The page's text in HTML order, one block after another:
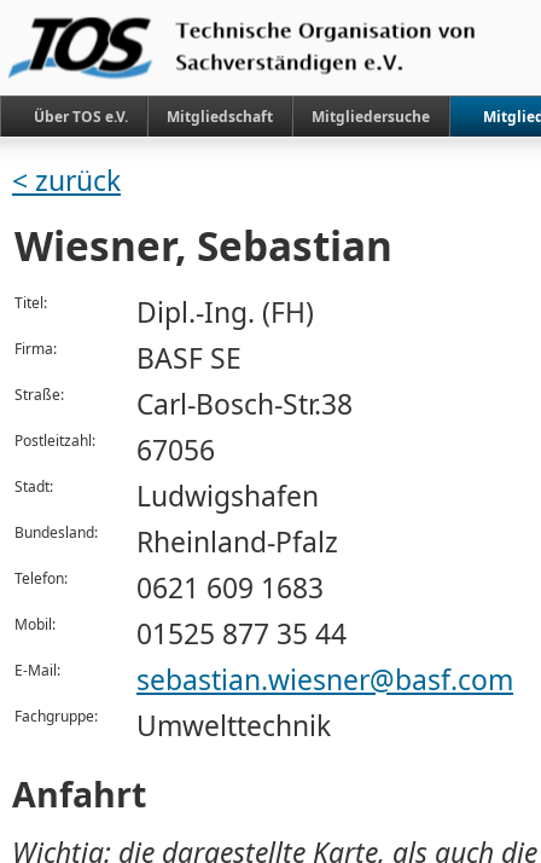
Über TOS e.V. Mitgliedschaft Mitgliedersuche
< zurück
Wiesner, Sebastian
Titel: Dipl.-Ing. (FH)
Firma: BASF SE
Straße: Carl-Bosch-Str.38
Postleitzahl: 67056
Stadt: Ludwigshafen
Bundesland: Rheinland-Pfalz
Telefon: 0621 609 1683
Mobil: 01525 877 35 44
E-Mail: sebastian.wiesner@basf.com
Fachgruppe: Umwelttechnik
Anfahrt
Wichtig: die dargestellte Karte, als auch